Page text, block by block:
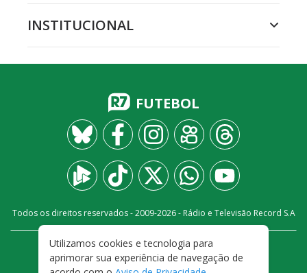
INSTITUCIONAL
FUTEBOL
Todos os direitos reservados - 2009-2026- Rádio e Televisão Record S.A
FALE CONOSCO
PRIVACIDADE
TERMOS E CONDIÇÕES DE USO
Utilizamos cookies e tecnologia para
aprimorar sua experiência de navegação de